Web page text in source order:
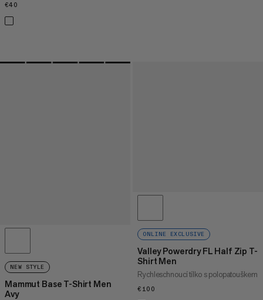
€40
NEW STYLE
Mammut Base T-Shirt Men
Avy
ONLINE EXCLUSIVE
Valley Powerdry FL Half Zip T-
Shirt Men
Rychleschnoucí tílko s polopatouškem
€100